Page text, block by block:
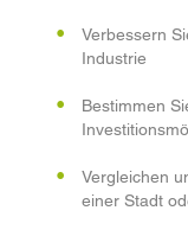
Verbessern
Industrie
Bestimmen
Vergleichen
einer Stadt